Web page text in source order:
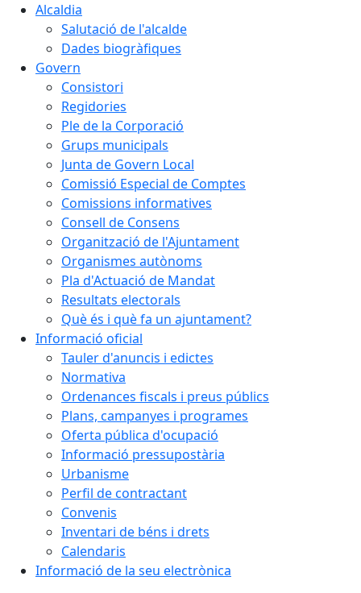
Alcaldia
Salutació de l'alcalde
Dades biogràfiques
Govern
Consistori
Regidories
Ple de la Corporació
Grups municipals
Junta de Govern Local
Comissió Especial de Comptes
Comissions informatives
Consell de Consens
Organització de l'Ajuntament
Organismes autònoms
Pla d'Actuació de Mandat
Resultats electorals
Què és i què fa un ajuntament?
Informació oficial
Tauler d'anuncis i edictes
Normativa
Ordenances fiscals i preus públics
Plans, campanyes i programes
Oferta pública d'ocupació
Informació pressupostària
Urbanisme
Perfil de contractant
Convenis
Inventari de béns i drets
Calendaris
Informació de la seu electrònica